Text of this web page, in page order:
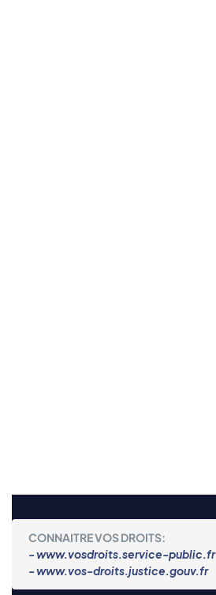
CONNAITRE VOS DROITS:
- www.vosdroits.service-public.fr
- www.vos-droits.justice.gouv.fr